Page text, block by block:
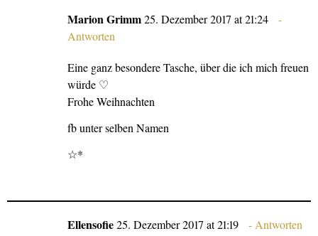
Marion Grimm25. Dezember 2017 at 21:24
Antworten
Eine ganz besondere Tasche, über die ich mich freuen
würde ♡
Frohe Weihnachten
fb unter selben Namen
☆*
Ellensofie25. Dezember 2017 at 21:19 Antworten